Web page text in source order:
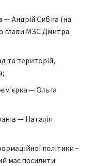
— Андрій Сибіга (на
глави МЗС Дмитра
та територій,
— Ольга
— Наталія
політики –
має посилити